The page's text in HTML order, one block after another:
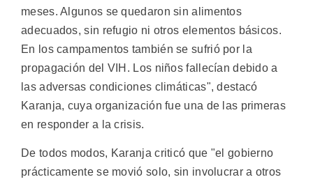
meses. Algunos se quedaron sin alimentos
adecuados, sin refugio ni otros elementos básicos.
En los campamentos también se sufrió por la
propagación del VIH. Los niños fallecían debido a
las adversas condiciones climáticas", destacó
Karanja, cuya organización fue una de las primeras
en responder a la crisis.
De todos modos, Karanja criticó que "el gobierno
prácticamente se movió solo, sin involucrar a otros